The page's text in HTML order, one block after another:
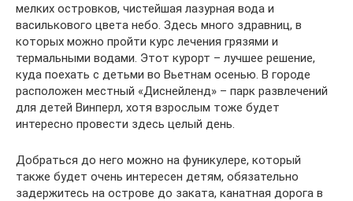
мелких островков, чистейшая лазурная вода и
василькового цвета небо. Здесь много здравниц, в
которых можно пройти курс лечения грязями и
термальными водами. Этот курорт – лучшее решение,
куда поехать с детьми во Вьетнам осенью. В городе
расположен местный «Диснейленд» – парк развлечений
для детей Винперл, хотя взрослым тоже будет
интересно провести здесь целый день.
Добраться до него можно на фуникулере, который
также будет очень интересен детям, обязательно
задержитесь на острове до заката, канатная дорога в